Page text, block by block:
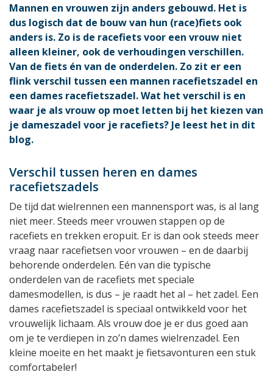
Mannen en vrouwen zijn anders gebouwd. Het is
dus logisch dat de bouw van hun (race)fiets ook
anders is. Zo is de racefiets voor een vrouw niet
alleen kleiner, ook de verhoudingen verschillen.
Van de fiets én van de onderdelen. Zo zit er een
flink verschil tussen een mannen racefietszadel en
een dames racefietszadel. Wat het verschil is en
waar je als vrouw op moet letten bij het kiezen van
je dameszadel voor je racefiets? Je leest het in dit
blog.
Verschil tussen heren en dames
racefietszadels
De tijd dat wielrennen een mannensport was, is al lang
niet meer. Steeds meer vrouwen stappen op de
racefiets en trekken eropuit. Er is dan ook steeds meer
vraag naar racefietsen voor vrouwen – en de daarbij
behorende onderdelen. Eén van die typische
onderdelen van de racefiets met speciale
damesmodellen, is dus – je raadt het al – het zadel. Een
dames racefietszadel is speciaal ontwikkeld voor het
vrouwelijk lichaam. Als vrouw doe je er dus goed aan
om je te verdiepen in zo’n dames wielrenzadel. Een
kleine moeite en het maakt je fietsavonturen een stuk
comfortabeler!